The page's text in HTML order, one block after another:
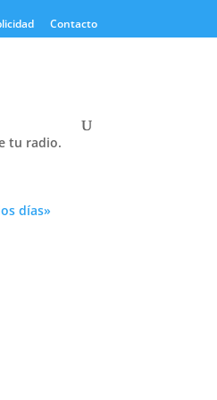
Contacto
tu radio.
días»